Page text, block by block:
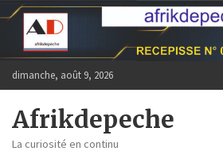
Skip
content
dimanche, août 9, 2026
Afrikdepeche
La curiosité en continu